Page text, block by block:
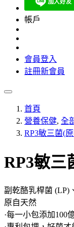
帳戶
會員登入
註冊新會員
首頁
營養保健, 全
RP3敏三菌(
RP3敏三
副乾酪乳桿菌 (LP)
原自天然
·每一小包添加100